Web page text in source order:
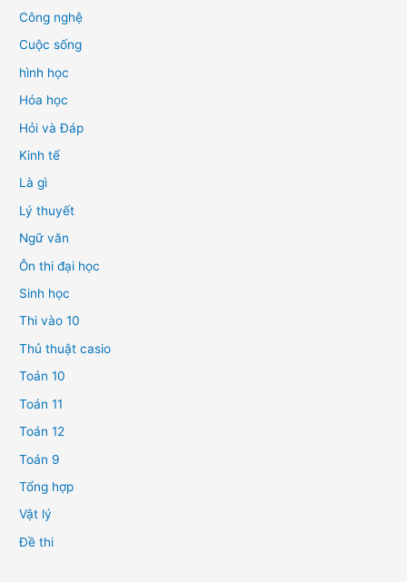
Công nghệ
Cuộc sống
hình học
Hóa học
Hỏi và Đáp
Kinh tế
Là gì
Lý thuyết
Ngữ văn
Ôn thi đại học
Sinh học
Thi vào 10
Thủ thuật casio
Toán 10
Toán 11
Toán 12
Toán 9
Tổng hợp
Vật lý
Đề thi